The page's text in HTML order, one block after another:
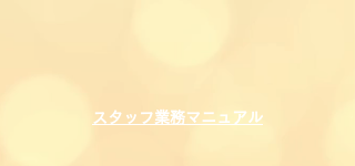
スタッフ業務マニュアル